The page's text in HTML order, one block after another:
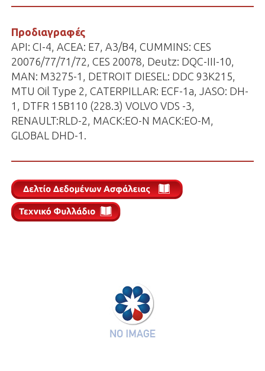
Προδιαγραφές
API: CI-4, ACEA: E7, A3/B4, CUMMINS: CES
20076/77/71/72, CES 20078, Deutz: DQC-III-10,
MAN: M3275-1, DETROIT DIESEL: DDC 93K215,
MTU Oil Type 2, CATERPILLAR: ECF-1a, JASO: DH-
1, DTFR 15B110 (228.3) VOLVO VDS -3,
RENAULT:RLD-2, MACK:EO-N MACK:EO-M,
GLOBAL DHD-1.